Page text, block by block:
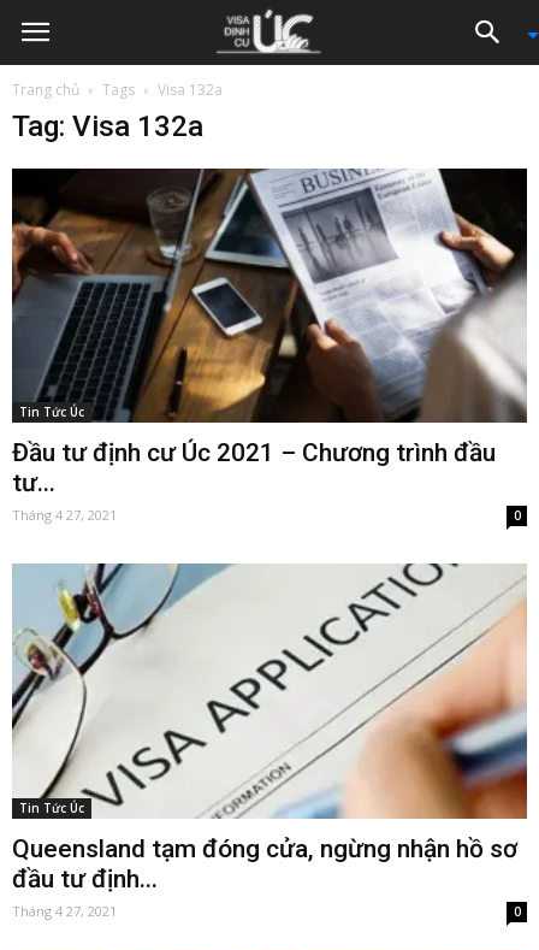
Trang chủ Tags Visa 132a
Tag: Visa 132a
Tin Tức Úc
Đầu tư định cư Úc 2021 – Chương trình đầu
tư...
Tháng 4 27, 2021 0
Tin Tức Úc
Queensland tạm đóng cửa, ngừng nhận hồ sơ
đầu tư định...
Tháng 4 27, 2021 0